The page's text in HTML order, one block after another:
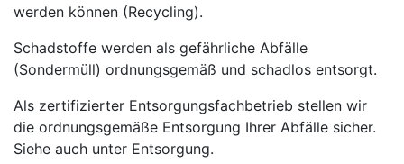
werden können (Recycling).
Schadstoffe werden als gefährliche Abfälle
(Sondermüll) ordnungsgemäß und schadlos entsorgt.
Als zertifizierter Entsorgungsfachbetrieb stellen wir
die ordnungsgemäße Entsorgung Ihrer Abfälle sicher.
Siehe auch unter Entsorgung.